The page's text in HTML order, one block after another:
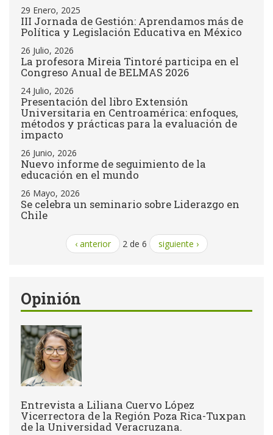
29 Enero, 2025
III Jornada de Gestión: Aprendamos más de
Política y Legislación Educativa en México
26 Julio, 2026
La profesora Mireia Tintoré participa en el
Congreso Anual de BELMAS 2026
24 Julio, 2026
Presentación del libro Extensión
Universitaria en Centroamérica: enfoques,
métodos y prácticas para la evaluación de
impacto
26 Junio, 2026
Nuevo informe de seguimiento de la
educación en el mundo
26 Mayo, 2026
Se celebra un seminario sobre Liderazgo en
Chile
‹ anterior 2 de 6 siguiente ›
Opinión
Entrevista a Liliana Cuervo López
Vicerrectora de la Región Poza Rica-Tuxpan
de la Universidad Veracruzana.